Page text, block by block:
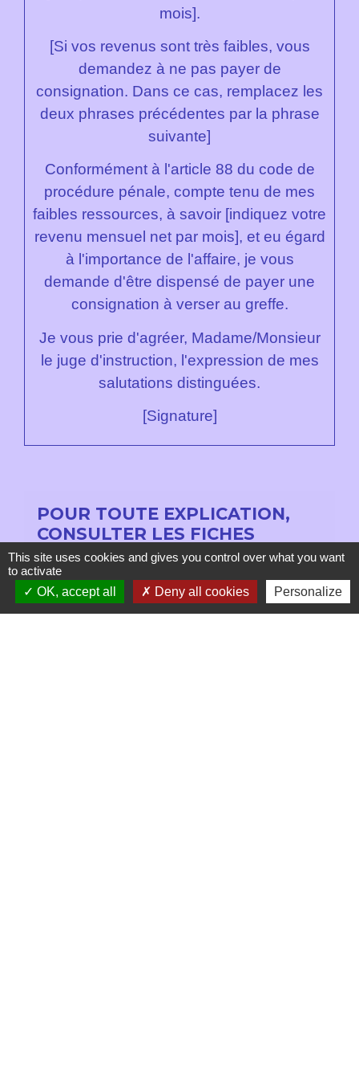
mois].
[Si vos revenus sont très faibles, vous
demandez à ne pas payer de
consignation. Dans ce cas, remplacez les
deux phrases précédentes par la phrase
suivante]
Conformément à l'article 88 du code de
procédure pénale, compte tenu de mes
faibles ressources, à savoir [indiquez votre
revenu mensuel net par mois], et eu égard
à l'importance de l'affaire, je vous
demande d'être dispensé de payer une
consignation à verser au greffe.
Je vous prie d'agréer, Madame/Monsieur
le juge d'instruction, l'expression de mes
salutations distinguées.
[Signature]
POUR TOUTE EXPLICATION,
CONSULTER LES FICHES
PRATIQUES :
Particuliers
This site uses cookies and gives you control over what you want
to activate
OK, accept all
Deny all cookies Personalize